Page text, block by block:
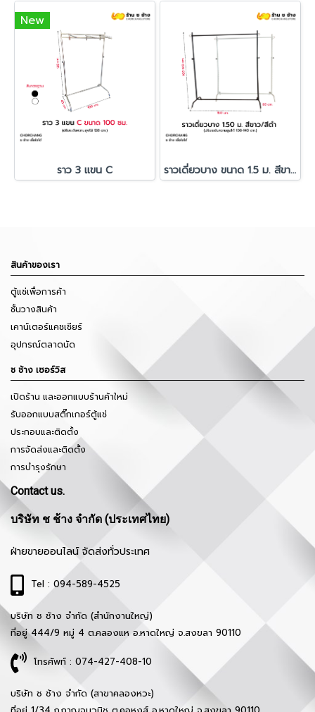
New
ราว 3 แขน C ราวเดี่ยวบาง ขนาด 1.5 ม. สีขาว/สีดำ
สินค้าของเรา
ตู้แช่เพื่อการค้า
ชั้นวางสินค้า
เคาน์เตอร์แคชเชียร์
อุปกรณ์ตลาดนัด
ช ช้าง เซอร์วิส
เปิดร้าน และออกแบบร้านค้าใหม่
รับออกแบบสติ๊กเกอร์ตู้แช่
ประกอบและติดตั้ง
การจัดส่งและติดตั้ง
การบำรุงรักษา
Contact us.
บริษัท ช ช้าง จำกัด (ประเทศไทย)
ฝ่ายขายออนไลน์ จัดส่งทั่วประเทศ
Tel : 094-589-4525
บริษัท ช ช้าง จำกัด (สำนักงานใหญ่)
ที่อยู่ 444/9 หมู่ 4 ต.คลองแห อ.หาดใหญ่ จ.สงขลา 90110
โทรศัพท์ : 074-427-408-10
บริษัท ช ช้าง จำกัด (สาขาคลองหวะ)